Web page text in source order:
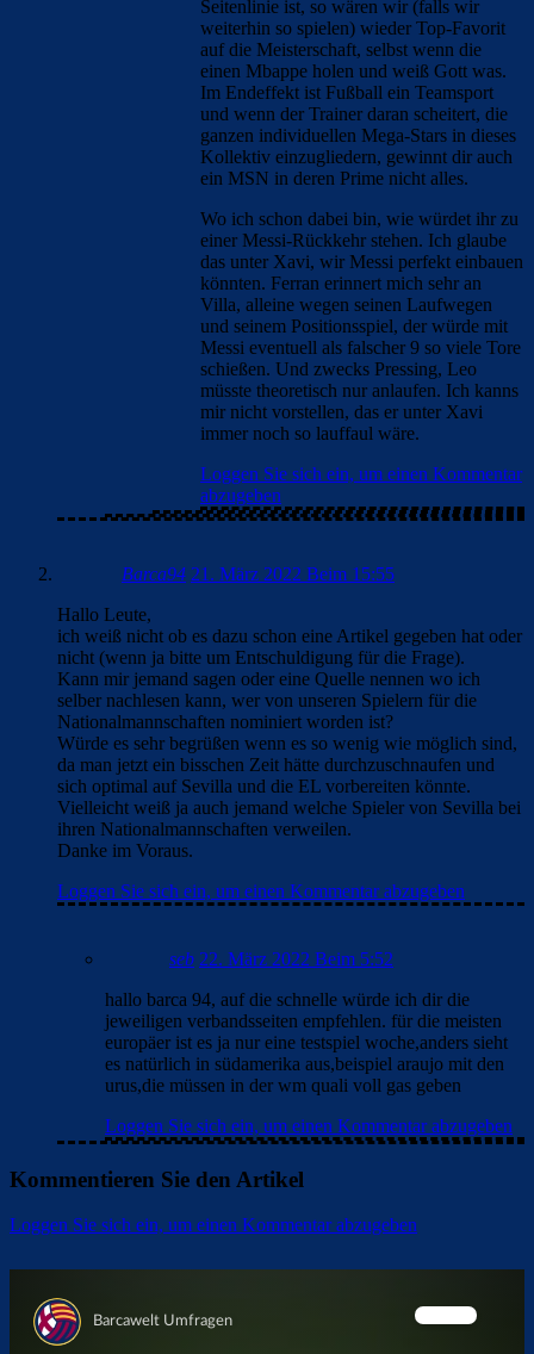
Seitenlinie ist, so wären wir (falls wir
weiterhin so spielen) wieder Top-Favorit
auf die Meisterschaft, selbst wenn die
einen Mbappe holen und weiß Gott was.
Im Endeffekt ist Fußball ein Teamsport
und wenn der Trainer daran scheitert, die
ganzen individuellen Mega-Stars in dieses
Kollektiv einzugliedern, gewinnt dir auch
ein MSN in deren Prime nicht alles.
Wo ich schon dabei bin, wie würdet ihr zu
einer Messi-Rückkehr stehen. Ich glaube
das unter Xavi, wir Messi perfekt einbauen
könnten. Ferran erinnert mich sehr an
Villa, alleine wegen seinen Laufwegen
und seinem Positionsspiel, der würde mit
Messi eventuell als falscher 9 so viele Tore
schießen. Und zwecks Pressing, Leo
müsste theoretisch nur anlaufen. Ich kanns
mir nicht vorstellen, das er unter Xavi
immer noch so lauffaul wäre.
Loggen Sie sich ein, um einen Kommentar
abzugeben
Barca94 21. März 2022 Beim 15:55
Hallo Leute,
ich weiß nicht ob es dazu schon eine Artikel gegeben hat oder
nicht (wenn ja bitte um Entschuldigung für die Frage).
Kann mir jemand sagen oder eine Quelle nennen wo ich
selber nachlesen kann, wer von unseren Spielern für die
Nationalmannschaften nominiert worden ist?
Würde es sehr begrüßen wenn es so wenig wie möglich sind,
da man jetzt ein bisschen Zeit hätte durchzuschnaufen und
sich optimal auf Sevilla und die EL vorbereiten könnte.
Vielleicht weiß ja auch jemand welche Spieler von Sevilla bei
ihren Nationalmannschaften verweilen.
Danke im Voraus.
Loggen Sie sich ein, um einen Kommentar abzugeben
seb 22. März 2022 Beim 5:52
hallo barca 94, auf die schnelle würde ich dir die
jeweiligen verbandsseiten empfehlen. für die meisten
europäer ist es ja nur eine testspiel woche,anders sieht
es natürlich in südamerika aus,beispiel araujo mit den
urus,die müssen in der wm quali voll gas geben
Loggen Sie sich ein, um einen Kommentar abzugeben
Kommentieren Sie den Artikel
Loggen Sie sich ein, um einen Kommentar abzugeben